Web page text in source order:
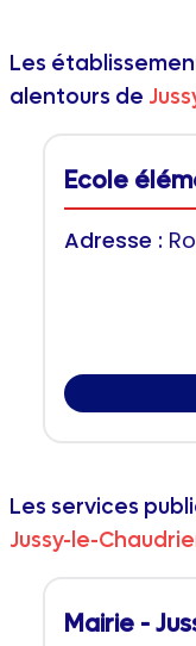
Les
alentours de
Ecole
Adresse :
Les services
Jussy-le-
Mairie -